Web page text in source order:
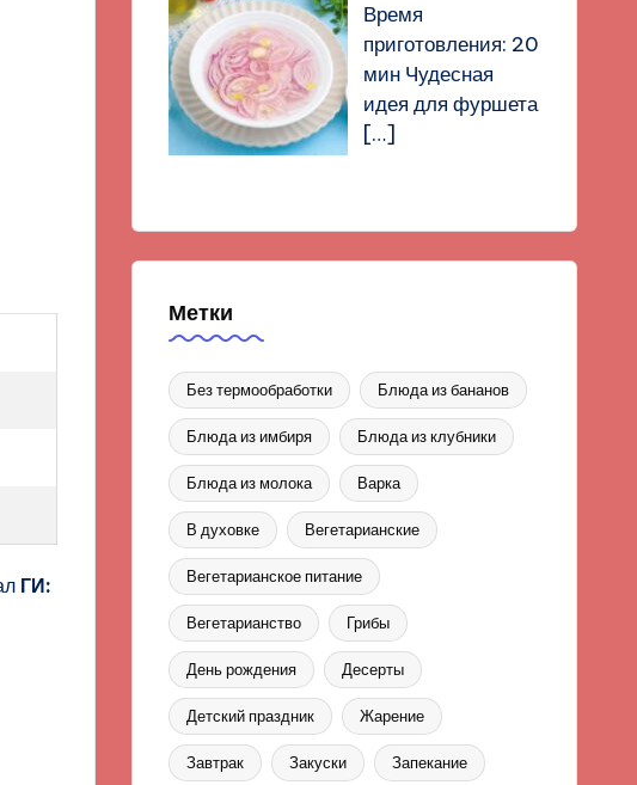
ГИ:
Время
приготовления: 20
мин Чудесная
идея для фуршета
[…]
Метки
Без термообработки Блюда из бананов
Блюда из имбиря Блюда из клубники
Блюда из молока Варка
В духовке Вегетарианские
Вегетарианское питание
Вегетарианство Грибы
День рождения Десерты
Детский праздник Жарение
Завтрак Закуски Запекание